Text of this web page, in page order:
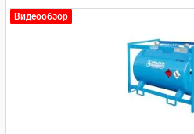
Видеообзор